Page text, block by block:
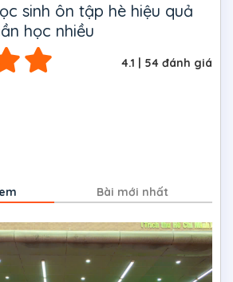
sinh ôn tập hè hiệu quả
học nhiều
4.1 54 đánh giá
Bài mới nhất